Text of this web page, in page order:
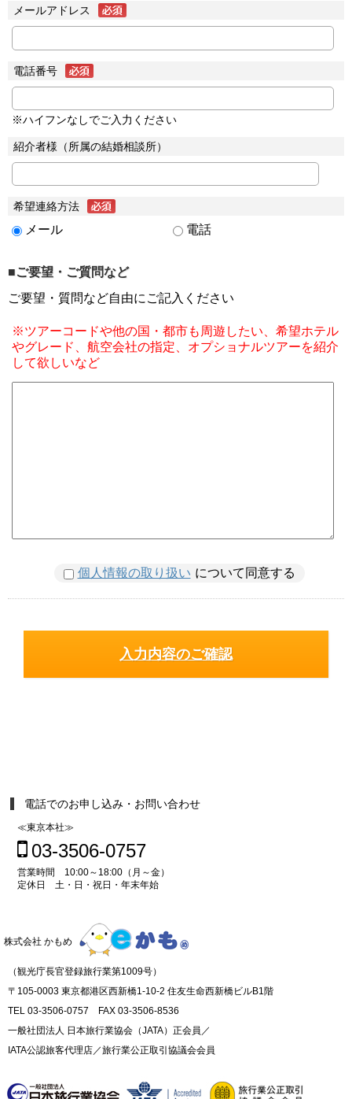
メールアドレス
電話番号
※ハイフンなしでご入力ください
紹介者様（所属の結婚相談所）
希望連絡方法
メール 電話
■ご要望・ご質問など
ご要望・質問など自由にご記入ください
※ツアーコードや他の国・都市も周遊したい、希望ホテル
やグレード、航空会社の指定、オプショナルツアーを紹介
して欲しいなど
個人情報の取り扱い について同意する
電話でのお申し込み・お問い合わせ
≪東京本社≫
03-3506-0757
営業時間 10:00～18:00（月～金）
定休日 土・日・祝日・年末年始
株式会社 かもめ
（観光庁長官登録旅行業第1009号）
〒105-0003 東京都港区西新橋1-10-2 住友生命西新橋ビルB1階
TEL 03-3506-0757 FAX 03-3506-8536
一般社団法人 日本旅行業協会（JATA）正会員／
IATA公認旅客代理店／旅行業公正取引協議会会員